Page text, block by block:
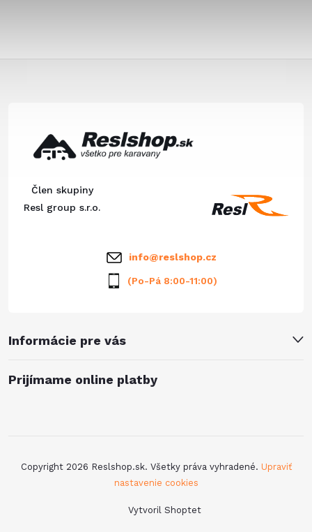
Informácie pre vás
Člen skupiny
Resl group s.r.o.
info@reslshop.cz
(Po-Pá 8:00-11:00)
Prijímame online platby
Vytvoril Shoptet
Copyright 2026 Reslshop.sk. Všetky práva vyhradené. Upraviť
nastavenie cookies